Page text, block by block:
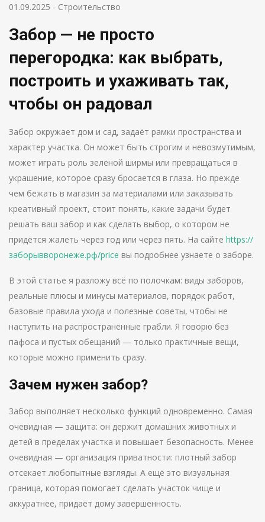
01.09.2025 - Строительство
Забор — не просто
перегородка: как выбрать,
построить и ухаживать так,
чтобы он радовал
Забор окружает дом и сад, задаёт рамки пространства и
характер участка. Он может быть строгим и невозмутимым,
может играть роль зелёной ширмы или превращаться в
украшение, которое сразу бросается в глаза. Но прежде
чем бежать в магазин за материалами или заказывать
креативный проект, стоит понять, какие задачи будет
решать ваш забор и как сделать выбор, о котором не
придётся жалеть через год или через пять. На сайте https://
заборывворонеже.рф/price вы подробнее узнаете о заборе.
В этой статье я разложу всё по полочкам: виды заборов,
реальные плюсы и минусы материалов, порядок работ,
базовые правила ухода и полезные советы, чтобы не
наступить на распространённые грабли. Я говорю без
пафоса и пустых обещаний — только практичные вещи,
которые можно применить сразу.
Зачем нужен забор?
Забор выполняет несколько функций одновременно. Самая
очевидная — защита: он держит домашних животных и
детей в пределах участка и повышает безопасность. Менее
очевидная — организация приватности: плотный забор
отсекает любопытные взгляды. А ещё это визуальная
граница, которая помогает сделать участок чище и
аккуратнее, придаёт дому завершённость.